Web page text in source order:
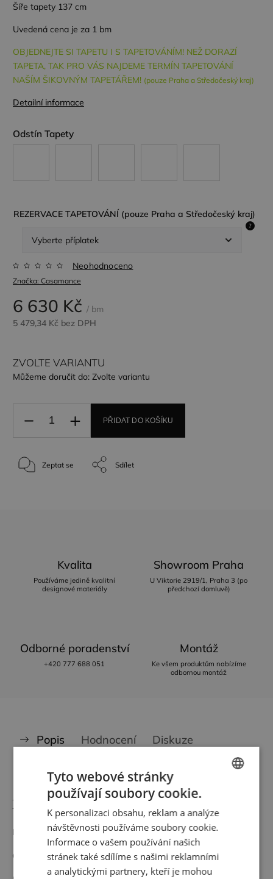
Šíře tapety 137 cm
Uvedená cena je za 1 bm
OBJEDNEJTE SI TAPETU I S TAPETOVÁNÍM! NEŽ DORAZÍ
TAPETA, TAK PRO VÁS NAJDEME TERMÍN TAPETOVÁNÍ
NAŠÍM ŠIKOVNÝM TAPETÁŘEM! (pouze Praha a Středočeský kraj)
Detailní informace
Odstín Tapety
REZERVACE TAPETOVÁNÍ (pouze Praha a Středočeský kraj)
?
Značka: Casamance
Neohodnoceno
6 630 Kč / bm
5 479,34 Kč bez DPH
ZVOLTE VARIANTU
Můžeme doručit do: Zvolte variantu
PŘIDAT DO KOŠÍKU
Zeptat se Sdílet
Kvalita
Používáme jedině kvalitní
designové materiály
Showroom Praha
U Viktorie 2919/1, Praha 3 (po
předchozí domluvě)
Odborné poradenství
+420 777 688 051
Montáž
Ke všem produktům nabízíme
odbornou montáž
Popis Hodnocení Diskuze
Značka Casamance
Detailní popis produktu
Materiál: Látka na papíře
Cena za 1 bm o šíři 137 cm (bm = běžný metr)
ENGLISH
Tyto webové stránky
používají soubory cookie.
K personalizaci obsahu, reklam a analýze
návštěvnosti používáme soubory cookie.
Informace o vašem používání našich
stránek také sdílíme s našimi reklamními
a analytickými partnery, kteří je mohou